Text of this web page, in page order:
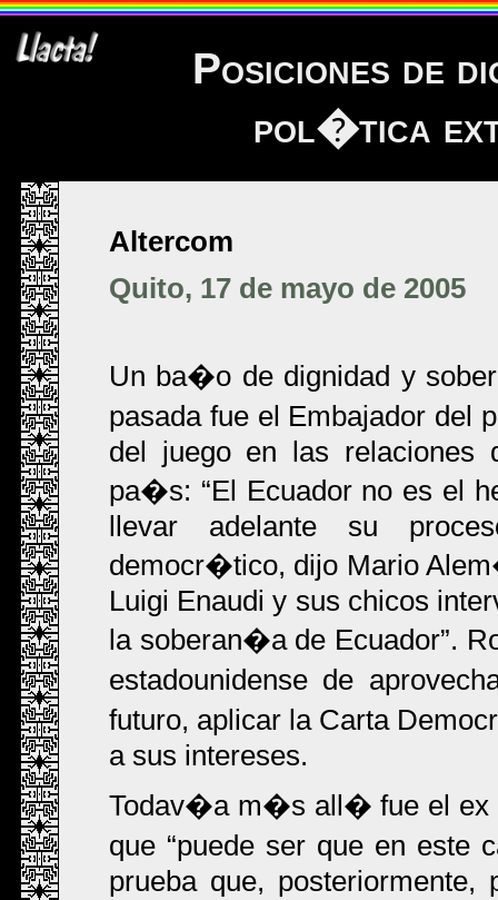
Posiciones de
pol�tica
Altercom
Quito, 17 de mayo de 2005
Un ba�o de dignidad y
pasada fue el Embajador del
del juego en las relaciones
pa�s:
El Ecuador no es el
llevar adelante su
democr�tico, dijo Mario
Luigi Enaudi y sus chicos
la soberan�a de Ecuador .
estadounidense de
futuro, aplicar la Carta
a sus intereses.
Todav�a m�s all� fue el ex
que
puede ser que en este
prueba que,